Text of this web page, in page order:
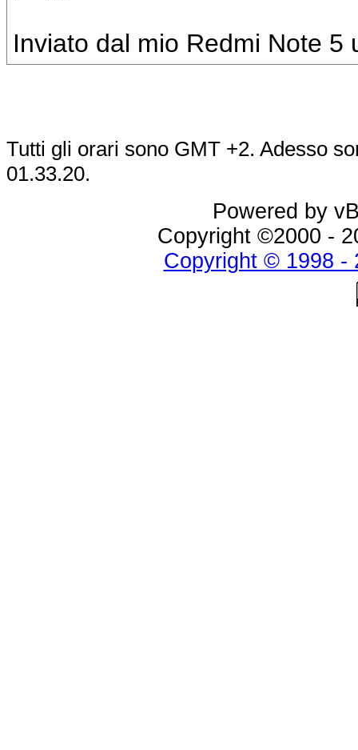
Inviato dal mio Redmi Note 5
Tutti gli orari sono GMT +2. Adesso
01.33.20.
Powered by
Copyright ©2000 -
Copyright © 1998 -